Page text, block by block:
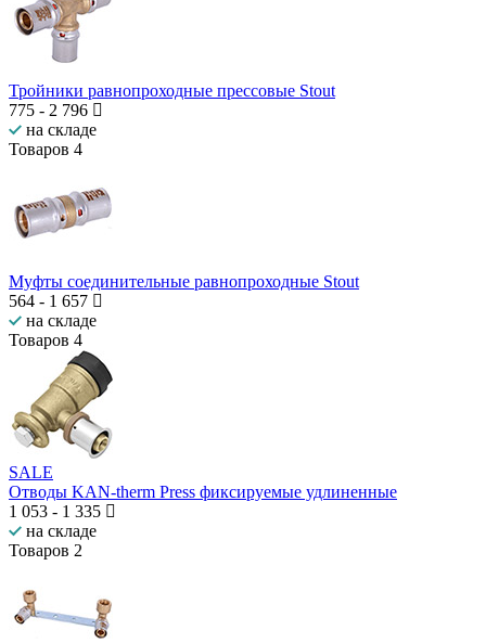
Тройники равнопроходные прессовые Stout
775 - 2 796
на складе
Товаров 4
Муфты соединительные равнопроходные Stout
564 - 1 657
на складе
Товаров 4
SALE
Отводы KAN-therm Press фиксируемые удлиненные
1 053 - 1 335
на складе
Товаров 2